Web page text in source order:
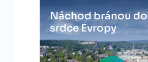
Náchod bránou do
srdce Evropy